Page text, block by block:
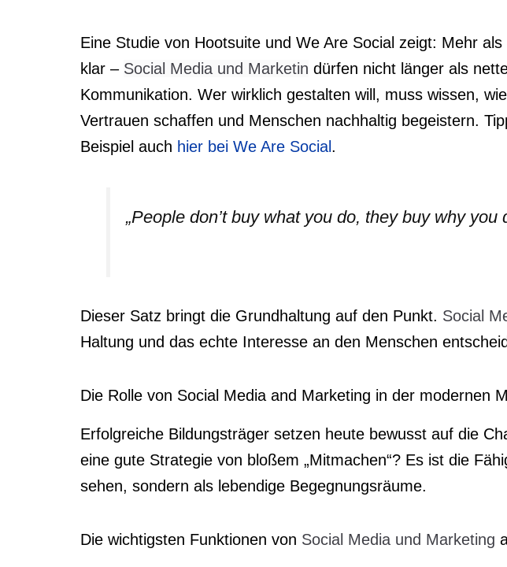
Eine Studie von Hootsuite und We Are Social zeigt: Mehr
klar – Social Media und Marketin dürfen nicht länger als
Kommunikation. Wer wirklich gestalten will, muss wissen,
Vertrauen schaffen und Menschen nachhaltig begeistern.
Beispiel auch hier bei We Are Social.
„People don’t buy what you do, they buy why
Dieser Satz bringt die Grundhaltung auf den Punkt. Social
Haltung und das echte Interesse an den Menschen
Die Rolle von Social Media and Marketing in der modernen
Erfolgreiche Bildungsträger setzen heute bewusst auf die
eine gute Strategie von bloßem „Mitmachen“? Es ist die
sehen, sondern als lebendige Begegnungsräume.
Die wichtigsten Funktionen von Social Media und Marketing